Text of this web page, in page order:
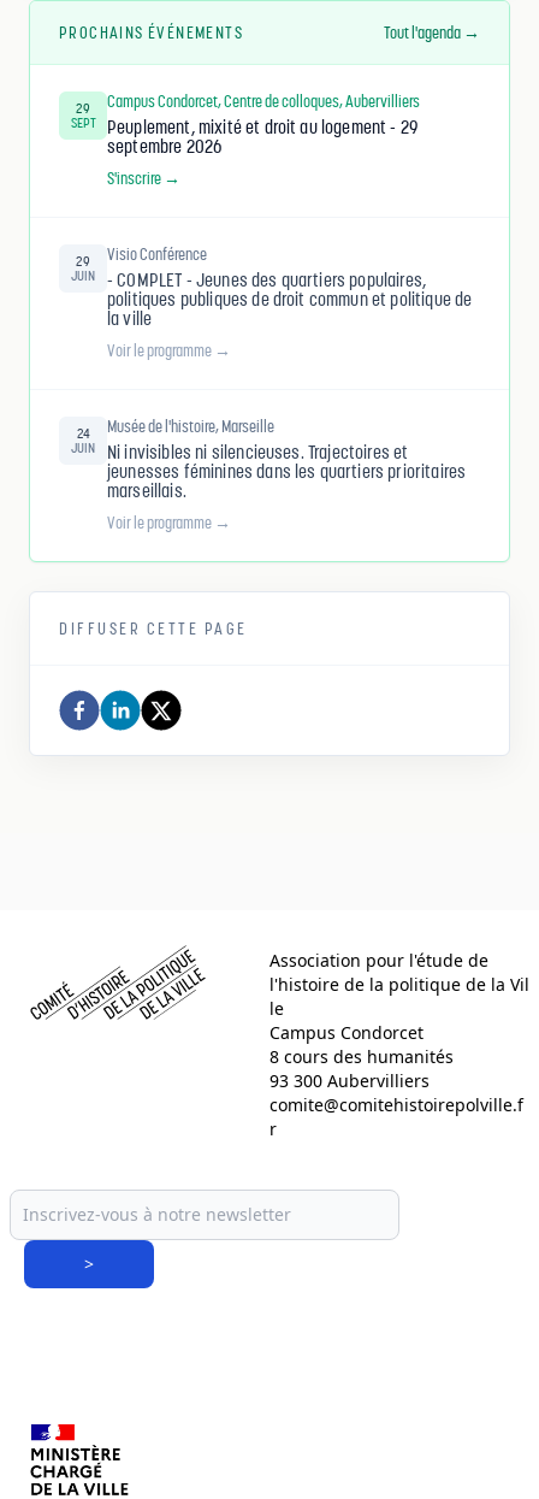
PROCHAINS ÉVÉNEMENTS Tout l'agenda →
29
SEPT
Campus Condorcet, Centre de colloques, Aubervilliers
Peuplement, mixité et droit au logement - 29
septembre 2026
S'inscrire →
29
JUIN
Visio Conférence
- COMPLET - Jeunes des quartiers populaires,
politiques publiques de droit commun et politique de
la ville
Voir le programme →
24
JUIN
Musée de l'histoire, Marseille
Ni invisibles ni silencieuses. Trajectoires et
jeunesses féminines dans les quartiers prioritaires
marseillais.
Voir le programme →
DIFFUSER CETTE PAGE
Association pour l'étude de
l'histoire de la politique de la Vil
le
Campus Condorcet
8 cours des humanités
93 300 Aubervilliers
comite@comitehistoirepolville.f
r
>